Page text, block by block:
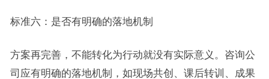
标准六：是否有明确的落地机制
方案再完善，不能转化为行动就没有实际意义。咨询公
司应有明确的落地机制，如现场共创、课后转训、成果